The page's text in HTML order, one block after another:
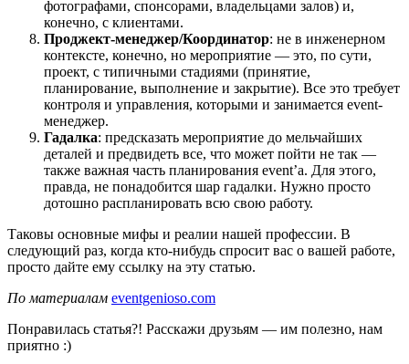
фотографами, спонсорами, владельцами залов) и,
конечно, с клиентами.
Проджект-менеджер/Координатор: не в инженерном
контексте, конечно, но мероприятие — это, по сути,
проект, с типичными стадиями (принятие,
планирование, выполнение и закрытие). Все это требует
контроля и управления, которыми и занимается event-
менеджер.
Гадалка: предсказать мероприятие до мельчайших
деталей и предвидеть все, что может пойти не так —
также важная часть планирования event’а. Для этого,
правда, не понадобится шар гадалки. Нужно просто
дотошно распланировать всю свою работу.
Таковы основные мифы и реалии нашей профессии. В
следующий раз, когда кто-нибудь спросит вас о вашей работе,
просто дайте ему ссылку на эту статью.
По материалам eventgenioso.com
Понравилась статья?! Расскажи друзьям — им полезно, нам
приятно :)